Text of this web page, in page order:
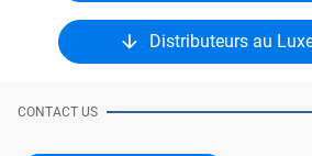
Distributeurs au
CONTACT US